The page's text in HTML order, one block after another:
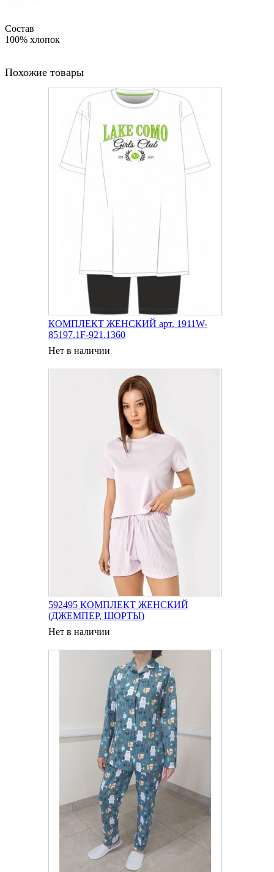
Состав
100% хлопок
Похожие товары
КОМПЛЕКТ ЖЕНСКИЙ арт. 1911W-
85197.1F-921.1360
Нет в наличии
592495 КОМПЛЕКТ ЖЕНСКИЙ
(ДЖЕМПЕР, ШОРТЫ)
Нет в наличии